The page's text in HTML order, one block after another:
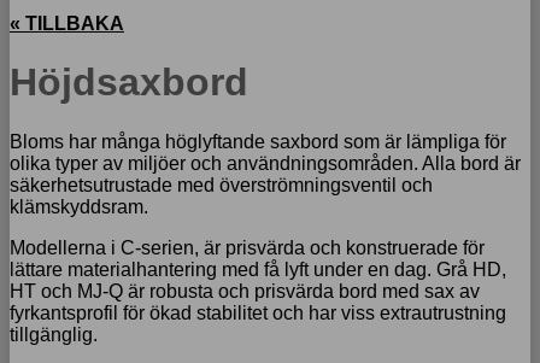
« TILLBAKA
Höjdsaxbord
Bloms har många höglyftande saxbord som är lämpliga för
olika typer av miljöer och användningsområden. Alla bord är
säkerhetsutrustade med överströmningsventil och
klämskyddsram.
Modellerna i C-serien, är prisvärda och konstruerade för
lättare materialhantering med få lyft under en dag. Grå HD,
HT och MJ-Q är robusta och prisvärda bord med sax av
fyrkantsprofil för ökad stabilitet och har viss extrautrustning
tillgänglig.